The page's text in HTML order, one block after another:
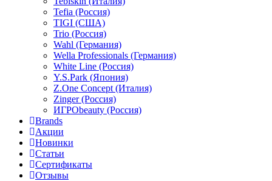
Tefia (Россия)
TIGI (США)
Trio (Россия)
Wahl (Германия)
Wella Professionals (Германия)
White Line (Россия)
Y.S.Park (Япония)
Z.One Concept (Италия)
Zinger (Россия)
ИГРОbeauty (Россия)
Brands
Акции
Новинки
Статьи
Сертификаты
Отзывы